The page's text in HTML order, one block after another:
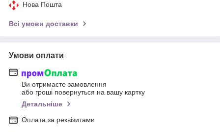
Нова Пошта
Всі умови доставки
Умови оплати
Ви отримаєте замовлення
або гроші повернуться на вашу картку
Детальніше
Оплата за реквізитами